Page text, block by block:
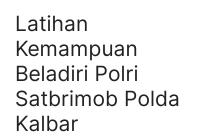
Latihan
Kemampuan
Beladiri Polri
Satbrimob Polda
Kalbar